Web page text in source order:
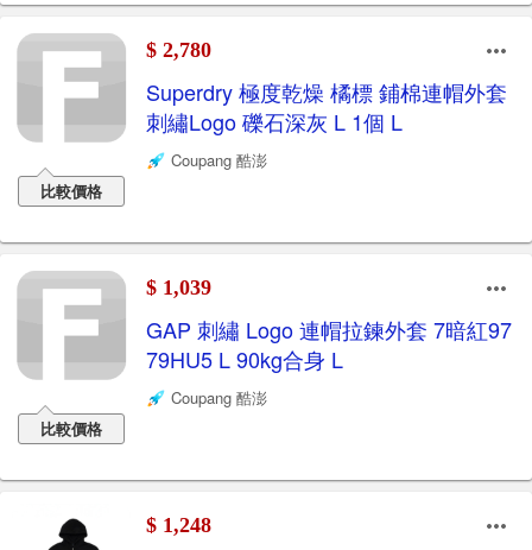
比較價格
$ 2,780
Superdry 極度乾燥 橘標 鋪棉連帽外套
刺繡Logo 礫石深灰 L 1個 L
Coupang 酷澎
比較價格
$ 1,039
GAP 刺繡 Logo 連帽拉鍊外套 7暗紅97
79HU5 L 90kg合身 L
Coupang 酷澎
$ 1,248